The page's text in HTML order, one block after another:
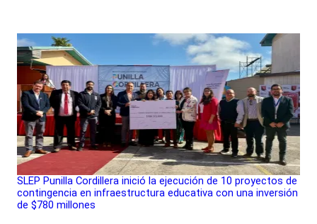
SLEP Punilla Cordillera inició la ejecución de 10 proyectos de
contingencia en infraestructura educativa con una inversión
de $780 millones